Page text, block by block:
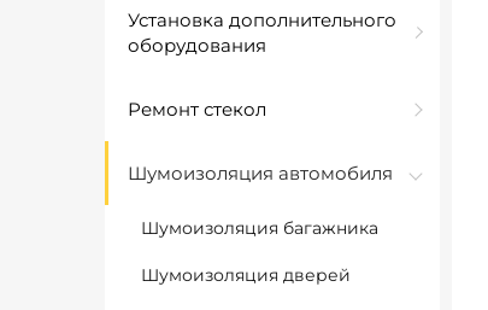
Установка дополнительного
оборудования
Ремонт стекол
Шумоизоляция автомобиля
Шумоизоляция багажника
Шумоизоляция дверей